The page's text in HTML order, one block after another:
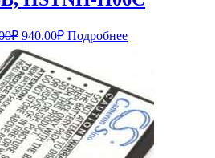
₽ Первоначальная
цена
составляла
1,034.00₽.
940.00₽Текущая
цена:
940.00₽.
Подробнее